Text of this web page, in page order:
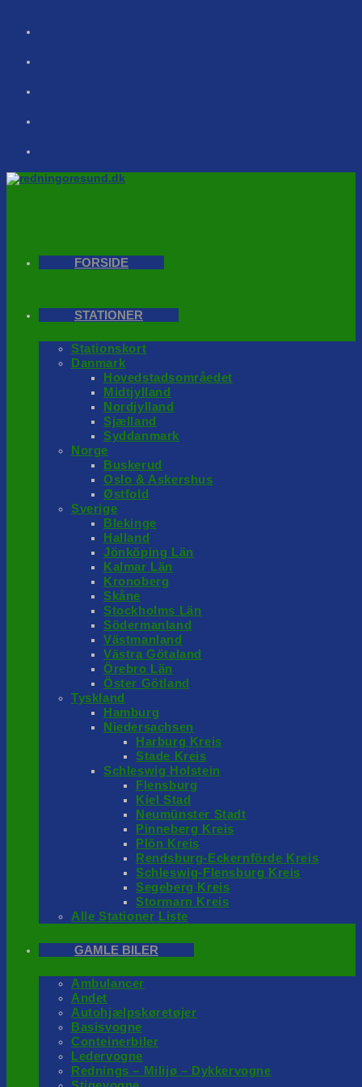
FORSIDE
STATIONER
Stationskort
Danmark
Hovedstadsområedet
Midtjylland
Nordjylland
Sjælland
Syddanmark
Norge
Buskerud
Oslo & Askershus
Østfold
Sverige
Blekinge
Halland
Jönköping Län
Kalmar Län
Kronoberg
Skåne
Stockholms Län
Södermanland
Västmanland
Västra Götaland
Örebro Län
Öster Götland
Tyskland
Hamburg
Niedersachsen
Harburg Kreis
Stade Kreis
Schleswig Holstein
Flensburg
Kiel Stad
Neumünster Stadt
Pinneberg Kreis
Plön Kreis
Rendsburg-Eckernförde Kreis
Schleswig-Flensburg Kreis
Segeberg Kreis
Stormarn Kreis
Alle Stationer Liste
GAMLE BILER
Ambulancer
Andet
Autohjælpskøretøjer
Basisvogne
Conteinerbiler
Ledervogne
Rednings – Milijø – Dykkervogne